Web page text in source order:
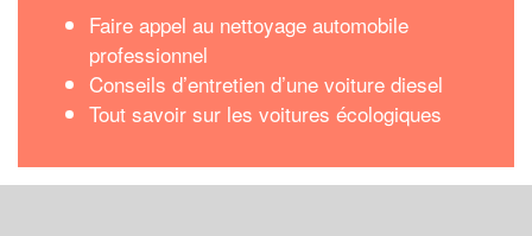
Faire appel au nettoyage automobile
professionnel
Conseils d’entretien d’une voiture diesel
Tout savoir sur les voitures écologiques